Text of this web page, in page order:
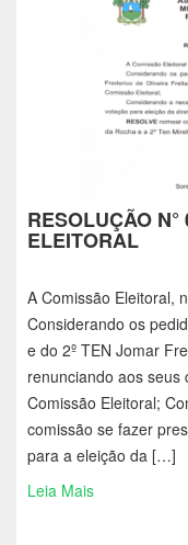
RESOLUÇÃO
ELEITORAL
A Comissão Eleitoral,
Considerando os
e do 2º TEN Jomar
renunciando aos seus
Comissão Eleitoral;
comissão se fazer
para a eleição da […]
Leia Mais